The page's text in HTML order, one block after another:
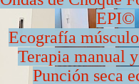
EPI©
Ecografía
Terapia manual
Punción seca